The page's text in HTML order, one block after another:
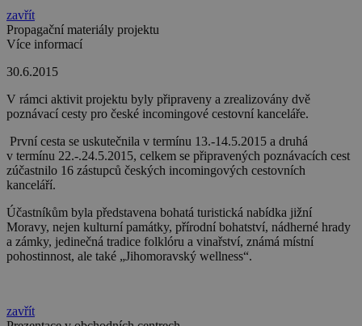
zavřít
Propagační materiály projektu
Více informací
30.6.2015
V rámci aktivit projektu byly připraveny a zrealizovány dvě
poznávací cesty pro české incomingové cestovní kanceláře.
První cesta se uskutečnila v termínu 13.-14.5.2015 a druhá
v termínu 22.-.24.5.2015, celkem se připravených poznávacích cest
zúčastnilo 16 zástupců českých incomingových cestovních
kanceláří.
Účastníkům byla představena bohatá turistická nabídka jižní
Moravy, nejen kulturní památky, přírodní bohatství, nádherné hrady
a zámky, jedinečná tradice folklóru a vinařství, známá místní
pohostinnost, ale také „Jihomoravský wellness“.
zavřít